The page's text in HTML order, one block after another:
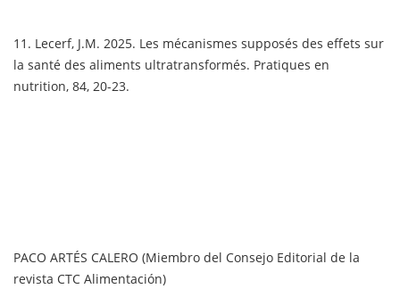
11. Lecerf, J.M. 2025. Les mécanismes supposés des effets sur
la santé des aliments ultratransformés. Pratiques en
nutrition, 84, 20-23.
PACO ARTÉS CALERO (Miembro del Consejo Editorial de la
revista CTC Alimentación)